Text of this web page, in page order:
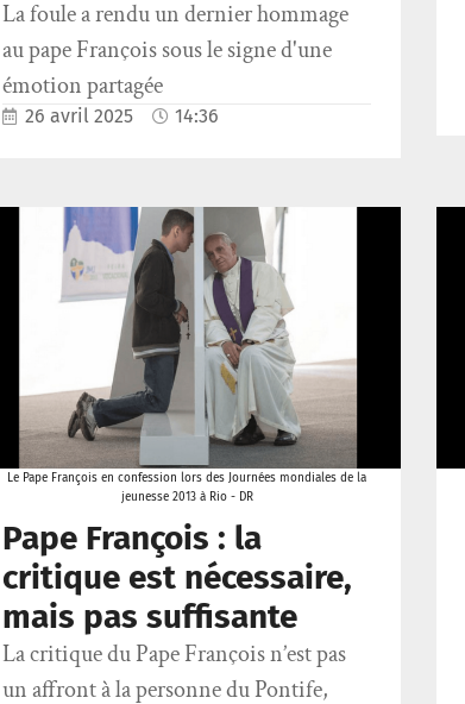
La foule a rendu un dernier hommage
au pape François sous le signe d'une
émotion partagée
26 avril 2025 14:36
Le Pape François en confession lors des Journées mondiales de la
jeunesse 2013 à Rio - DR
Pape François : la
critique est nécessaire,
mais pas suffisante
La critique du Pape François n’est pas
un affront à la personne du Pontife,